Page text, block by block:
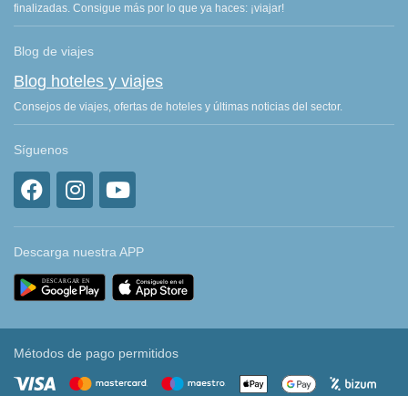
finalizadas. Consigue más por lo que ya haces: ¡viajar!
Blog de viajes
Blog hoteles y viajes
Consejos de viajes, ofertas de hoteles y últimas noticias del sector.
Síguenos
Descarga nuestra APP
Métodos de pago permitidos